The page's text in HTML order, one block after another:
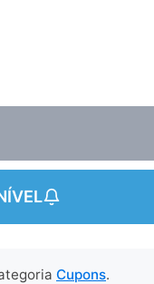
Cupons.